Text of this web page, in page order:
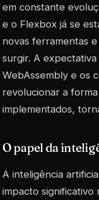
em constante
e o Flexbox já se
novasferramentas
surgir. A
WebAssembly e os
revolucionar a
implementados,
O papel da
A inteligência
impacto significativo